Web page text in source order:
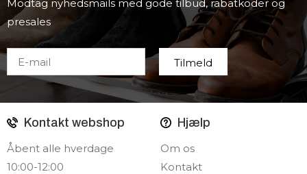
Modtag nyhedsmails med gode tilbud, rabatkoder og
presales
Kontakt webshop
Åbent alle hverdage
10:00-12:00
Hjælp
Om os
Kontakt